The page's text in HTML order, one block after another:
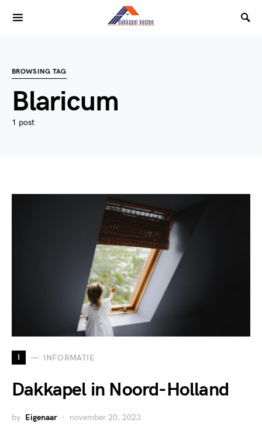
BROWSING TAG
Blaricum
1 post
I INFORMATIE
Dakkapel in Noord-Holland
by Eigenaar november 20, 2023